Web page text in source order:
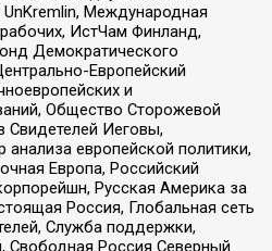
Международная
ИстЧам Финланд,
Демократического
Европейский
и
Общество Сторожевой
Свидетелей Иеговы,
европейской политики,
Европа, Российский
Русская Америка за
Россия, Глобальная сеть
Служба поддержки,
Свободная Россия Северный